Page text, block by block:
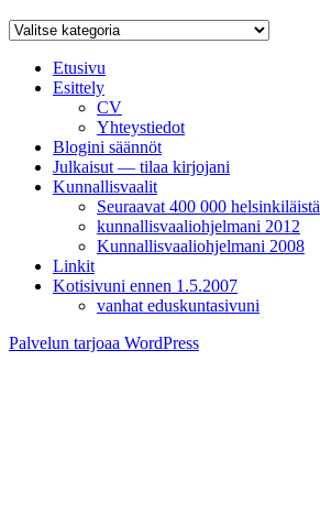
Kategoriat
Etusivu
Esittely
CV
Yhteystiedot
Blogini säännöt
Julkaisut — tilaa kirjojani
Kunnallisvaalit
Seuraavat 400 000 helsinkiläistä
kunnallisvaaliohjelmani 2012
Kunnallisvaaliohjelmani 2008
Linkit
Kotisivuni ennen 1.5.2007
vanhat eduskuntasivuni
Palvelun tarjoaa WordPress